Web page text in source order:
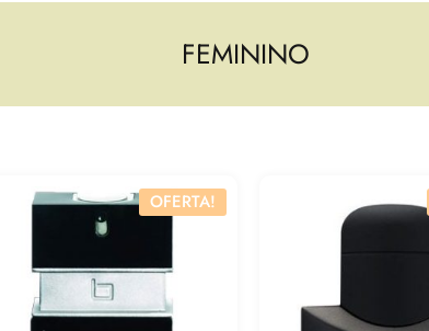
FEMININO
OFERTA!